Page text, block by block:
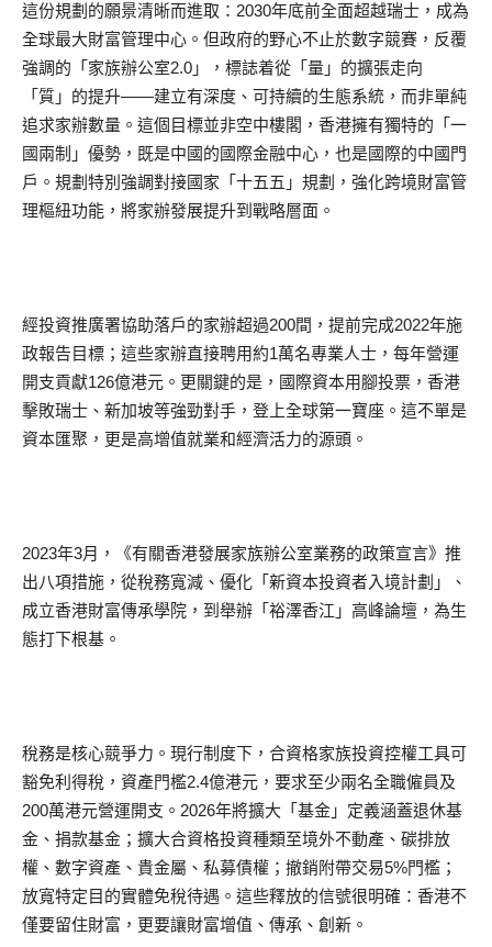
這份規劃的願景清晰而進取：2030年底前全面超越瑞士，成為
全球最大財富管理中心。但政府的野心不止於數字競賽，反覆
強調的「家族辦公室2.0」，標誌着從「量」的擴張走向
「質」的提升——建立有深度、可持續的生態系統，而非單純
追求家辦數量。這個目標並非空中樓閣，香港擁有獨特的「一
國兩制」優勢，既是中國的國際金融中心，也是國際的中國門
戶。規劃特別強調對接國家「十五五」規劃，強化跨境財富管
理樞紐功能，將家辦發展提升到戰略層面。
經投資推廣署協助落戶的家辦超過200間，提前完成2022年施
政報告目標；這些家辦直接聘用約1萬名專業人士，每年營運
開支貢獻126億港元。更關鍵的是，國際資本用腳投票，香港
擊敗瑞士、新加坡等強勁對手，登上全球第一寶座。這不單是
資本匯聚，更是高增值就業和經濟活力的源頭。
2023年3月，《有關香港發展家族辦公室業務的政策宣言》推
出八項措施，從稅務寬減、優化「新資本投資者入境計劃」、
成立香港財富傳承學院，到舉辦「裕澤香江」高峰論壇，為生
態打下根基。
稅務是核心競爭力。現行制度下，合資格家族投資控權工具可
豁免利得稅，資產門檻2.4億港元，要求至少兩名全職僱員及
200萬港元營運開支。2026年將擴大「基金」定義涵蓋退休基
金、捐款基金；擴大合資格投資種類至境外不動產、碳排放
權、數字資產、貴金屬、私募債權；撤銷附帶交易5%門檻；
放寬特定目的實體免稅待遇。這些釋放的信號很明確：香港不
僅要留住財富，更要讓財富增值、傳承、創新。